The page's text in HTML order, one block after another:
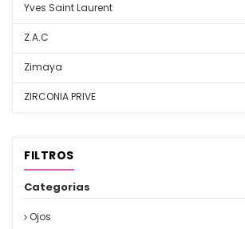
Yves Saint Laurent
Z.A.C
Zimaya
ZIRCONIA PRIVE
FILTROS
Categorias
Ojos